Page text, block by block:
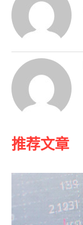
推荐文章